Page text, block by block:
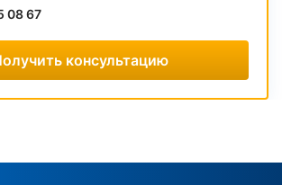
08 67
консультацию